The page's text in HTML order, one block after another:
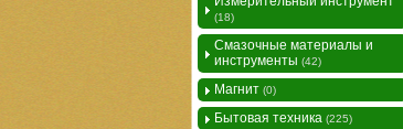
(18)
Смазочные материалы и
инструменты (42)
Магнит (0)
Бытовая техника (225)